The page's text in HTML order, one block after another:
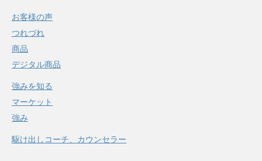
お客様の声
つれづれ
商品
デジタル商品
強みを知る
マーケット
強み
駆け出しコーチ、カウンセラー